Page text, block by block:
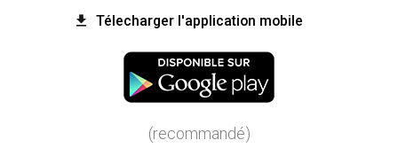
Télecharger l'application mobile
(recommandé)